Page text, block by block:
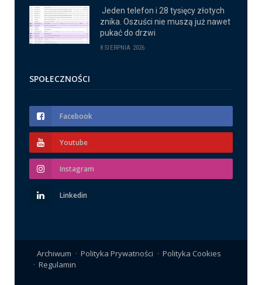
Jeden telefon i 28 tysięcy złotych
znika. Oszuści nie muszą już nawet
pukać do drzwi
8 SIERPNIA 2026
SPOŁECZNOŚCI
Facebook
Youtube
Instagram
Linkedin
Archiwum Polityka Prywatności
Polityka Cookies
Regulamin